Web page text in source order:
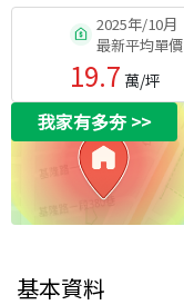
2025年/10月
最新平均單價
19.7 萬/坪
我家有多夯>>
基本資料